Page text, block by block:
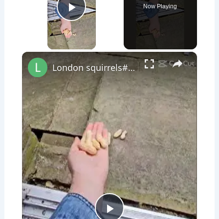
Play Video
Now Playing
×
London squirrels#london #londonwithkasia #londonsquirrel #squirrel #lovelondon